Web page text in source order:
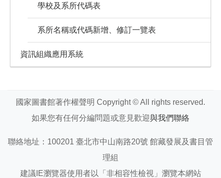
學校及系所代碼表
系所名稱或代碼新增、修訂一覽表
資訊組織應用系統
國家圖書館著作權聲明 Copyright © All rights reserved.
如果您有任何分編問題或意見歡迎與我們聯絡
聯絡地址：100201 臺北市中山南路20號 館藏發展及書目管
理組
建議IE瀏覽器使用者以「非相容性檢視」瀏覽本網站